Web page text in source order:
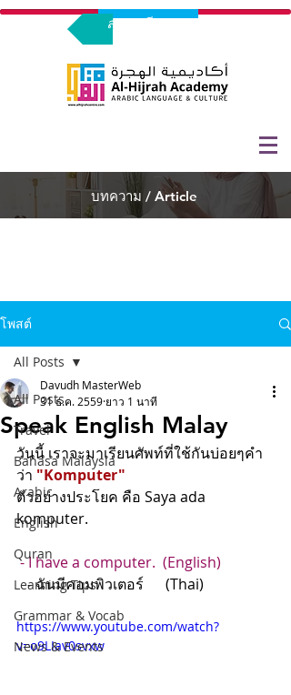
ลงทะเบียนทดลองร่วมเรียน
บทความ / Article
โพสต์
All Posts
Travel
Bahasa Malaysia
Arabic
English
Quran
Learning Tips
Grammar & Vocab
News & Events
All Posts
Speak English Malay
Davudh MasterWeb
31 ธ.ค. 2559 ยาว 1 นาที
วันนี้ เราจะมาเรียนศัพท์ที่ใช้กันบ่อยๆคำ
ว่า "Komputer"
ตัวอย่างประโยค คือ Saya ada
komputer.
- I have a computer.  (English)
   - ฉันมีคอมพิวเตอร์      (Thai)
https://www.youtube.com/watch?
v=o9LIav0svxw